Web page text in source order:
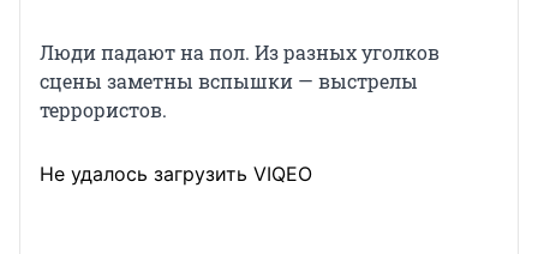
Люди падают на пол. Из разных уголков
сцены заметны вспышки — выстрелы
террористов.
Не удалось загрузить VIQEO